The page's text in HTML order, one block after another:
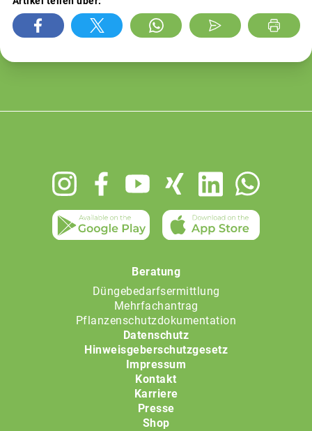
Beratung
Düngebedarfsermittlung
Mehrfachantrag
Pflanzenschutzdokumentation
Datenschutz
Hinweisgeberschutzgesetz
Impressum
Kontakt
Karriere
Presse
Shop